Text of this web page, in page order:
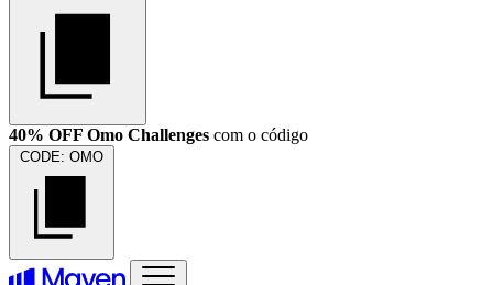
40% OFF Omo Challenges com o código
CODE: OMO